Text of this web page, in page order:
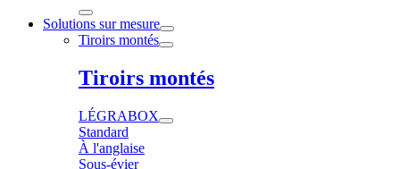
Solutions sur mesure
Tiroirs montés
Tiroirs montés
LÉGRABOX
Standard
À l'anglaise
Sous-évier